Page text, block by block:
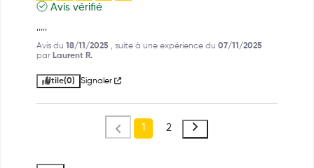
Avis vérifié
,,,,,
Avis du 18/11/2025 , suite à une expérience du 07/11/2025
par Laurent R.
Utile(0) Signaler
1 2